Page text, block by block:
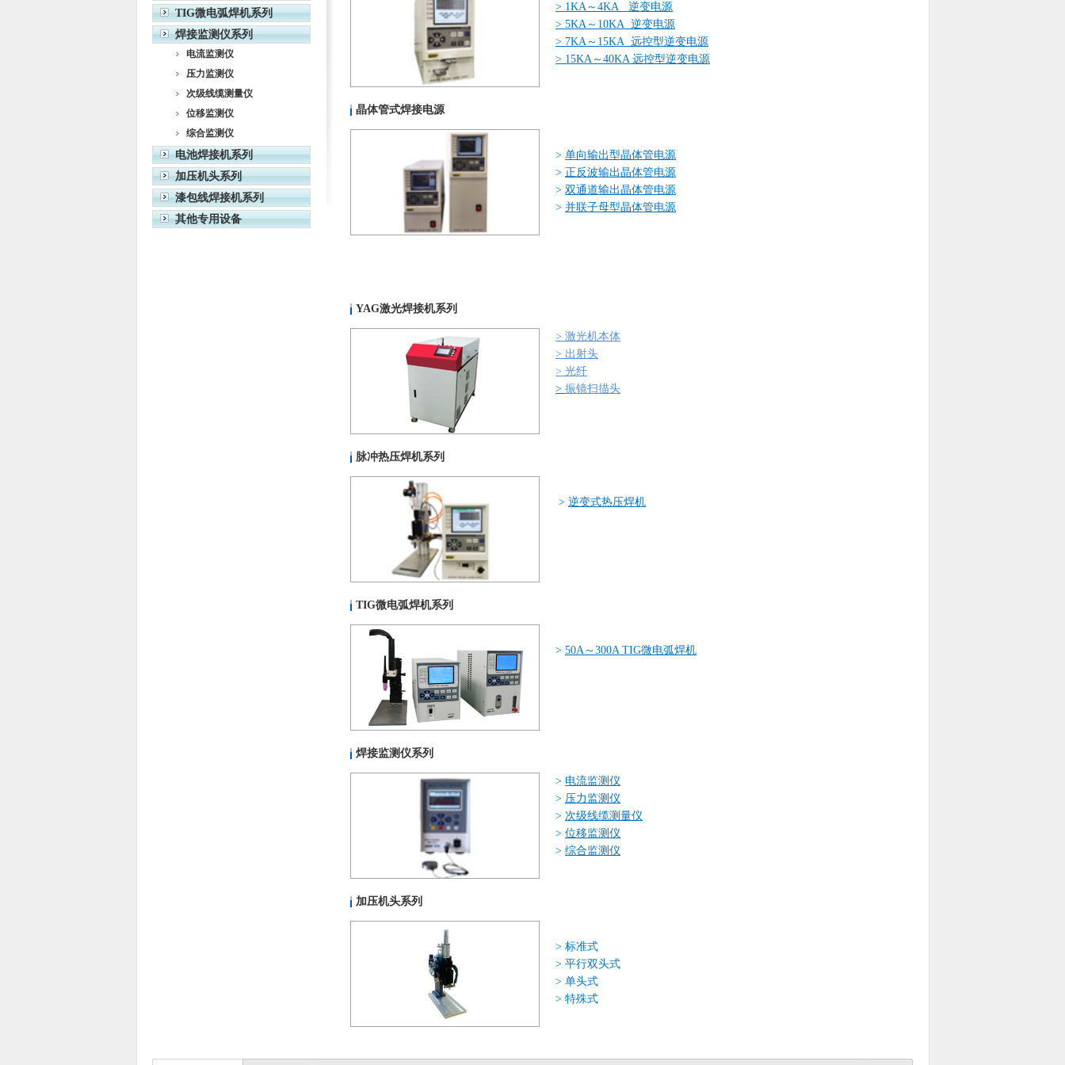
TIG微电弧焊机系列
焊接监测仪系列
电流监测仪
压力监测仪
次级线缆测量仪
位移监测仪
综合监测仪
电池焊接机系列
加压机头系列
漆包线焊接机系列
其他专用设备
> 1KA～4KA 逆变电源
> 5KA～10KA 逆变电源
> 7KA～15KA 远控型逆变电源
> 15KA～40KA 远控型逆变电源
晶体管式焊接电源
> 单向输出型晶体管电源
> 正反波输出晶体管电源
> 双通道输出晶体管电源
> 并联子母型晶体管电源
YAG激光焊接机系列
> 激光机本体
> 出射头
> 光纤
> 振镜扫描头
脉冲热压焊机系列
> 逆变式热压焊机
TIG微电弧焊机系列
> 50A～300A TIG微电弧焊机
焊接监测仪系列
> 电流监测仪
> 压力监测仪
> 次级线缆测量仪
> 位移监测仪
> 综合监测仪
加压机头系列
> 标准式
> 平行双头式
> 单头式
> 特殊式